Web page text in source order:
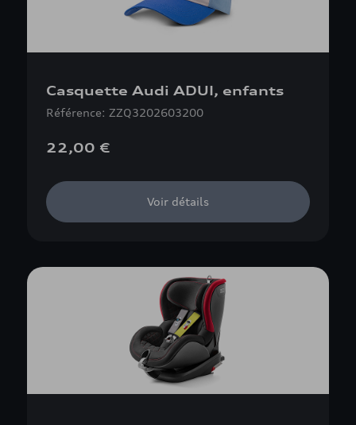
Casquette Audi ADUI, enfants
Référence: ZZQ3202603200
22,00 €
Voir détails